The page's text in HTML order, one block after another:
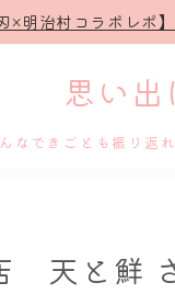
刃×明治村コラボレ
思い出
なできごとも振り返
プロ
天と鮮